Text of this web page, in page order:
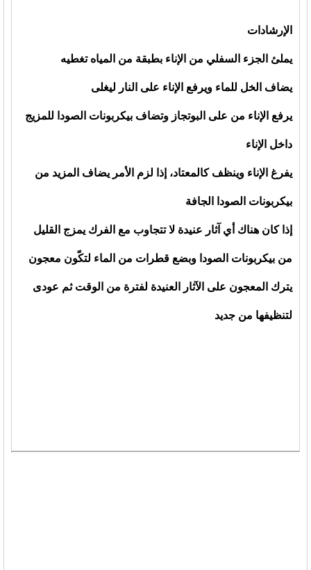
الإرشادات
يملئ الجزء السفلي من الإناء بطبقة من المياه تغطيه
يضاف الخل للماء ويرفع الإناء على النار ليغلى
يرفع الإناء من على البوتجاز وتضاف بيكربونات الصودا للمزيج
داخل الإناء
يفرغ الإناء وينظف كالمعتاد، إذا لزم الأمر يضاف المزيد من
بيكربونات الصودا الجافة
إذا كان هناك أي آثار عنيدة لا تتجاوب مع الفرك يمزج القليل
من بيكربونات الصودا وبضع قطرات من الماء لتكّون معجون
يترك المعجون على الآثار العنيدة لفترة من الوقت ثم عودى
لتنظيفها من جديد